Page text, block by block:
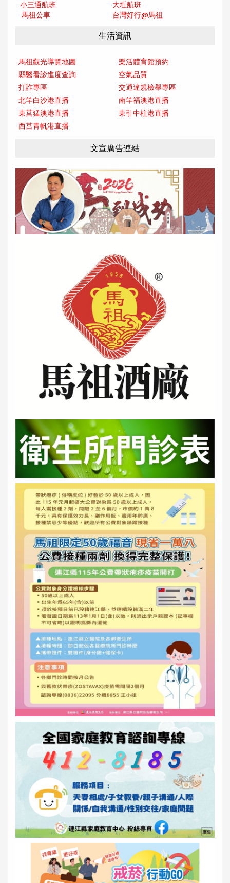
小三通航班
大坵航班
馬祖公車
台灣好行@馬祖
生活資訊
馬祖觀光導覽地圖
樂活體育館預約
縣醫看診進度查詢
空氣品質
打詐專區
交通違規檢舉專區
北竿白沙港直播
南竿福澳港直播
東莒猛澳港直播
東引中柱港直播
西莒青帆港直播
文宣廣告連結